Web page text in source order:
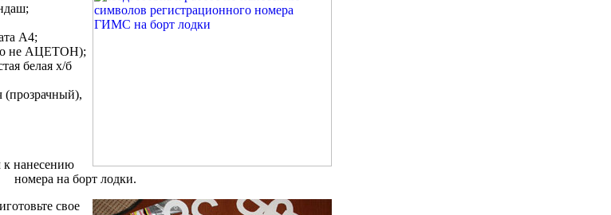
А4;
не АЦЕТОН);
белая х/б
(прозрачный),
к нанесению
номера на борт лодки.
свое